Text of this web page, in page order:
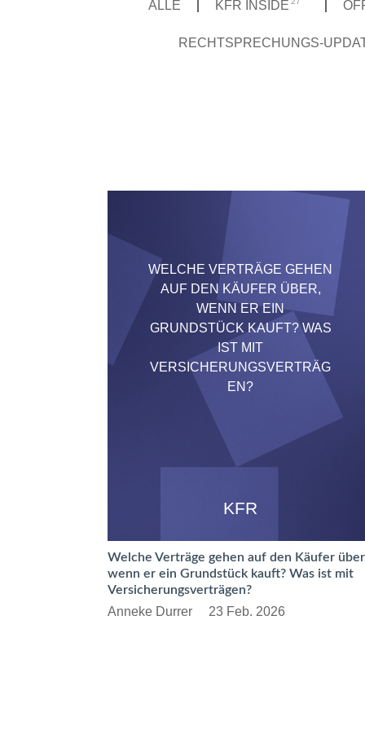
ALLE KFR INSIDE
RECHTSPRECHUNGS-
WELCHE VERTRÄGE GEHEN
AUF DEN KÄUFER ÜBER,
WENN ER EIN
GRUNDSTÜCK KAUFT? WAS
IST MIT
VERSICHERUNGSVERTRÄG
EN?
KFR
Welche Verträge gehen auf den Käufer
wenn er ein Grundstück kauft? Was ist mit
Versicherungsverträgen?
Anneke Durrer 23 Feb. 2026